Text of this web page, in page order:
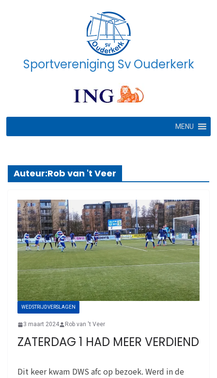
Sportvereniging Sv Ouderkerk
MENU
Auteur:Rob van 't Veer
WEDSTRIJDVERSLAGEN
3 maart 2024 Rob van 't Veer
ZATERDAG 1 HAD MEER VERDIEND
Dit keer kwam DWS afc op bezoek. Werd in de